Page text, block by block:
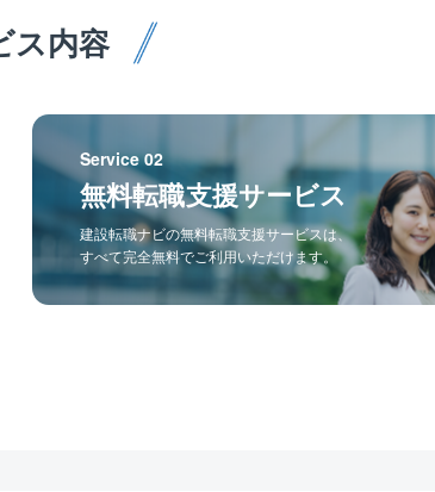
ス内容
Service 02
無料転職支援サービス
建設転職ナビの無料転職支援サービスは、
すべて完全無料でご利用いただけます。